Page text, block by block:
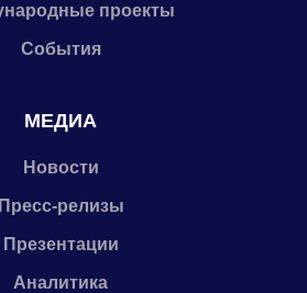
проекты
События
МЕДИА
Новости
Пресс-релизы
Презентации
Аналитика